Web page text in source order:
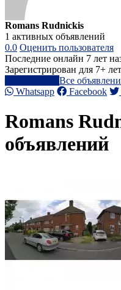
Romans Rudnickis
1 активных объявлений
0.0 Оценить пользователя
Последние онлайн 7 лет
Зарегистрирован для 7+ лет
Все
Whatsapp
Facebook
Romans
объявлений